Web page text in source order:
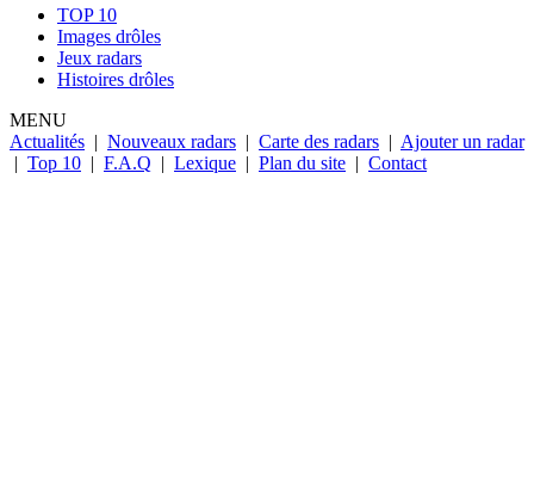
TOP 10
Images drôles
Jeux radars
Histoires drôles
MENU
Actualités | Nouveaux radars | Carte des radars | Ajouter un radar
| Top 10 | F.A.Q | Lexique | Plan du site | Contact